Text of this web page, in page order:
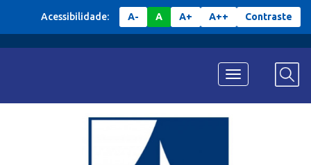
Acessibilidade: A- A A+ A++ Contraste
Menu